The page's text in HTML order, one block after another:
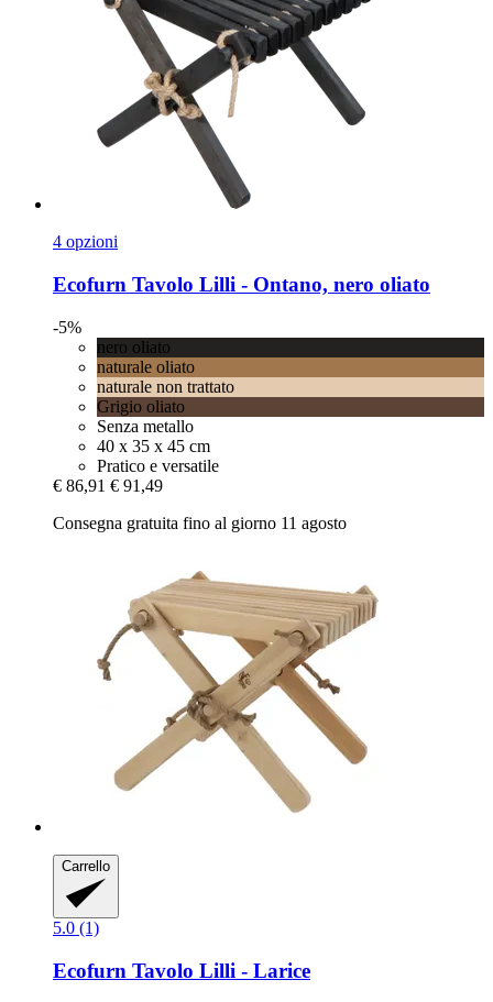
4 opzioni
Ecofurn Tavolo Lilli -​ Ontano, nero oliato
-5%
nero oliato
naturale oliato
naturale non trattato
Grigio oliato
Senza metallo
40 x 35 x 45 cm
Pratico e versatile
€ 86,91 € 91,49
Consegna gratuita fino al giorno 11 agosto
Carrello
5.0 (1)
Ecofurn Tavolo Lilli -​ Larice